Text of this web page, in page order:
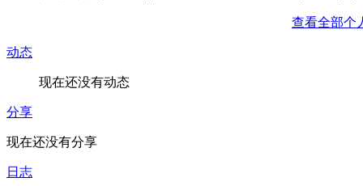
查看全部个
动态
现在还没有动态
分享
现在还没有分享
日志